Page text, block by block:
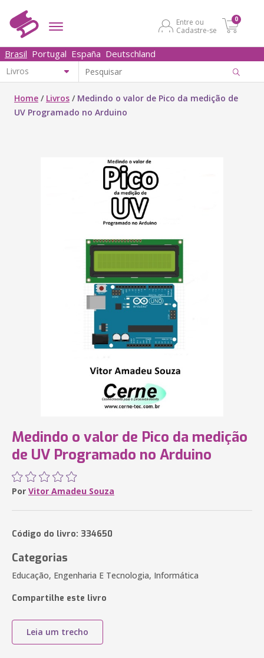
Entre ou
Cadastre-se
0
Brasil Portugal España Deutschland
Home / Livros / Medindo o valor de Pico da medição de
UV Programado no Arduino
Medindo o valor de Pico da medição
de UV Programado no Arduino
Por Vitor Amadeu Souza
Código do livro: 334650
Categorias
Educação, Engenharia E Tecnologia, Informática
Compartilhe este livro
Leia um trecho